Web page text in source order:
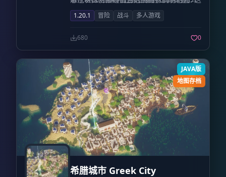
而变得华丽且惊心动魄。
若有若无的既视感与惊喜感，定能让你在
游玩过程中会心一笑，绝不会让你失望。
最大化地体验角色配合带来的战术乐趣，
我们要强烈推荐多人联机游玩。集结你的
伙伴，组建属于你们的实战社团吧。不要
犹豫，现在就出发，在这个充满无限可能
己的奇迹。
1.20.1 冒险 战斗 多人游戏
680 0
JAVA版
地图存档
希腊城市 Greek City